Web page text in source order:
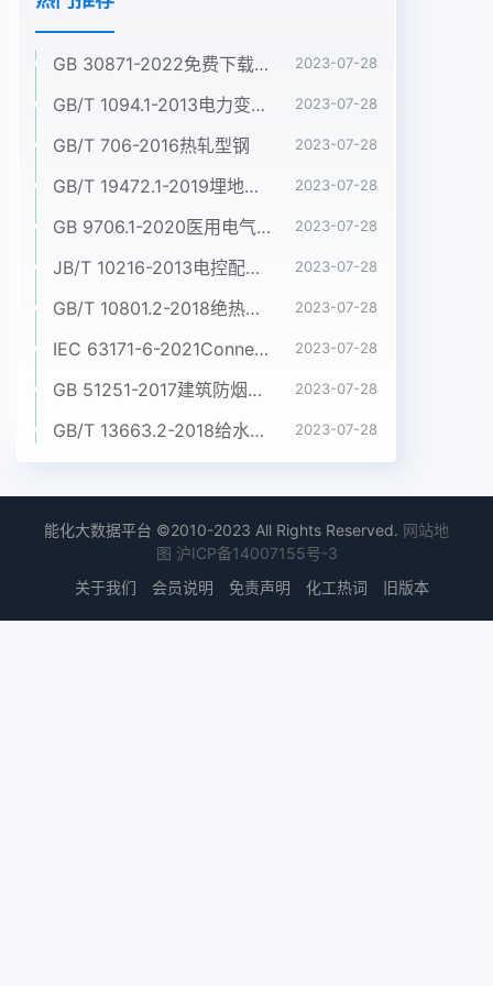
GB 30871-2022免费下载危险化学品企业特殊作业安全规范 2023-07-28
GB/T 1094.1-2013电力变压器 第1部分:总则 2023-07-28
GB/T 706-2016热轧型钢 2023-07-28
GB/T 19472.1-2019埋地用聚乙烯(PE)结构壁管道系统 第1部分:聚乙烯双壁波纹管材 2023-07-28
GB 9706.1-2020医用电气设备 第1部分:基本安全和基本性能的通用要求 2023-07-28
JB/T 10216-2013电控配电用电缆桥架 2023-07-28
GB/T 10801.2-2018绝热用挤塑聚苯乙烯泡沫塑料(XPS) 2023-07-28
IEC 63171-6-2021Connectors for electrical and electronic equipment - Part 6: Detail specification for 2-way and 4-way (data/power), shielded, free and fixed connectors for power and data transmission with frequencies up to 600 MHz 2023-07-28
GB 51251-2017建筑防烟排烟系统技术标准 2023-07-28
GB/T 13663.2-2018给水用聚乙烯(PE)管道系统 第2部分:管材 2023-07-28
能化大数据平台 ©2010-2023 All Rights Reserved. 网站地
图 沪ICP备14007155号-3
关于我们
会员说明 免责声明 化工热词 旧版本